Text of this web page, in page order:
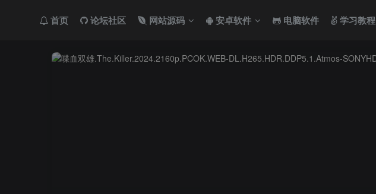
首页 论坛社区 网站源码 安卓软件 电脑软件 学习教程